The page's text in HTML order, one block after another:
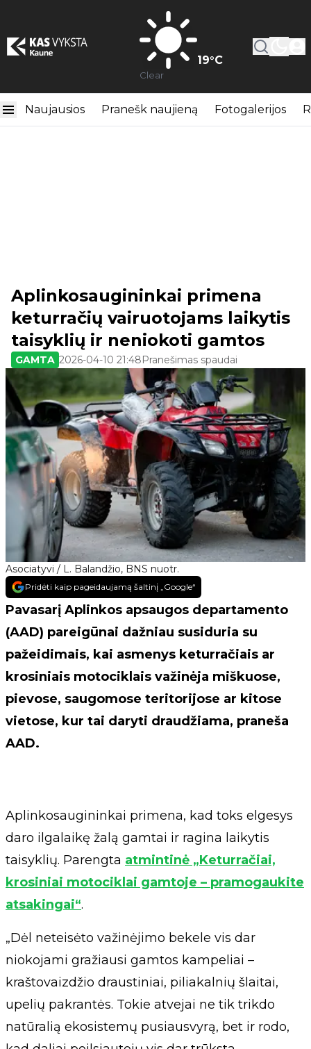
19°C
Clear
Naujausios Pranešk naujieną Fotogalerijos
Asociatyvi / L. Balandžio, BNS nuotr.
Aplinkosaugininkai primena
keturračių vairuotojams laikytis
taisyklių ir neniokoti gamtos
GAMTA 2026-04-10 21:48Pranešimas spaudai
Pridėti kaip pageidaujamą šaltinį „Google“
Pavasarį Aplinkos apsaugos departamento
(AAD) pareigūnai dažniau susiduria su
pažeidimais, kai asmenys keturračiais ar
krosiniais motociklais važinėja miškuose,
pievose, saugomose teritorijose ar kitose
vietose, kur tai daryti draudžiama, praneša
AAD.
Aplinkosaugininkai primena, kad toks elgesys
daro ilgalaikę žalą gamtai ir ragina laikytis
taisyklių. Parengta atmintinė „Keturračiai,
krosiniai motociklai gamtoje – pramogaukite
atsakingai“.
„Dėl neteisėto važinėjimo bekele vis dar
niokojami gražiausi gamtos kampeliai –
kraštovaizdžio draustiniai, piliakalnių šlaitai,
upelių pakrantės. Tokie atvejai ne tik trikdo
natūralią ekosistemų pusiausvyrą, bet ir rodo,